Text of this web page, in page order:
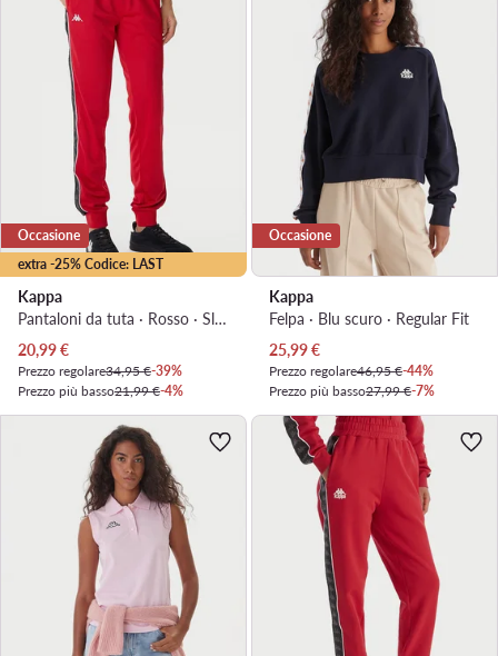
extra -25% Codice: LAST
Occasione
Kappa
Pantaloni da tuta · Rosso · Slim Fit
Prezzo attuale
20,99€
Prezzo regolare34,95 €-39%
Prezzo più basso21,99 €-4%
Occasione
Kappa
Felpa · Blu scuro · Regular Fit
Prezzo attuale
25,99€
Prezzo regolare46,95 €-44%
Prezzo più basso27,99 €-7%